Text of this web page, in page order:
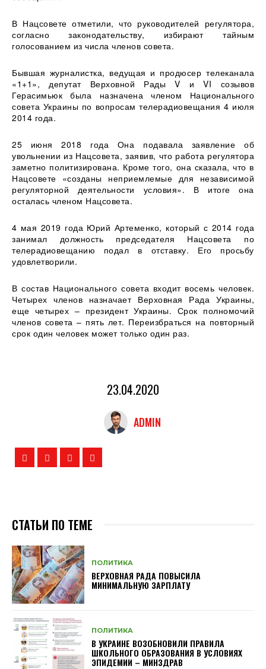
В Нацсовете отметили, что руководителей регулятора,
согласно законодательству, избирают тайным
голосованием из числа членов совета.
Бывшая журналистка, ведущая и продюсер телеканала
«1+1», депутат Верховной Рады V и VI созывов
Герасимьюк была назначена членом Национального
совета Украины по вопросам телерадиовещания 4 июля
2014 года.
25 июня 2018 года Она подавала заявление об
увольнении из Нацсовета, заявив, что работа регулятора
заметно политизирована. Кроме того, она сказала, что в
Нацсовете «созданы неприемлемые для независимой
регуляторной деятельности условия». В итоге она
осталась членом Нацсовета.
4 мая 2019 года Юрий Артеменко, который с 2014 года
занимал должность председателя Нацсовета по
телерадиовещанию подал в отставку. Его просьбу
удовлетворили.
В состав Национального совета входит восемь человек.
Четырех членов назначает Верховная Рада Украины,
еще четырех – президент Украины. Срок полномочий
членов совета – пять лет. Переизбраться на повторный
срок один человек может только один раз.
23.04.2020
ADMIN
СТАТЬИ ПО ТЕМЕ
ПОЛИТИКА
ВЕРХОВНАЯ РАДА ПОВЫСИЛА
МИНИМАЛЬНУЮ ЗАРПЛАТУ
ПОЛИТИКА
В УКРАИНЕ ВОЗОБНОВИЛИ ПРАВИЛА
ШКОЛЬНОГО ОБРАЗОВАНИЯ В УСЛОВИЯХ
ЭПИДЕМИИ – МИНЗДРАВ